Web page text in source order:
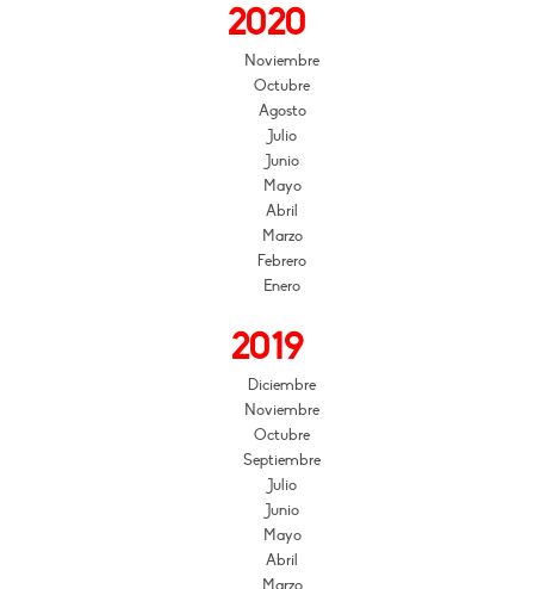
2020
Noviembre
Octubre
Agosto
Julio
Junio
Mayo
Abril
Marzo
Febrero
Enero
2019
Diciembre
Noviembre
Octubre
Septiembre
Julio
Junio
Mayo
Abril